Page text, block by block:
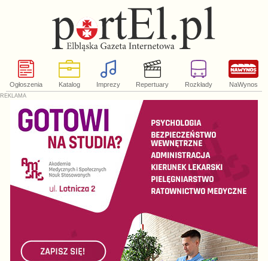
Ogłoszenia Katalog Imprezy Repertuary Rozkłady NaWynos